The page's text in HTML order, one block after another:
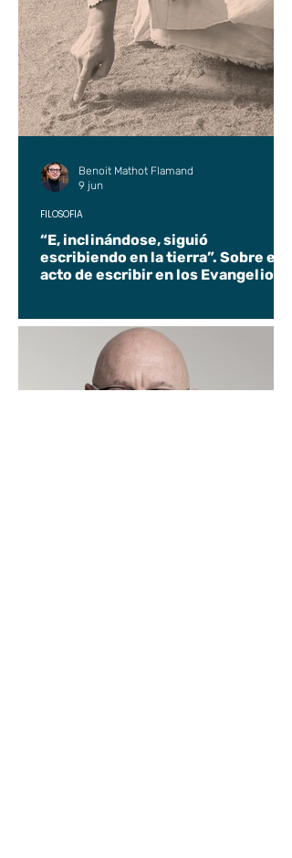
“E, inclinándose, siguió
escribiendo en la tierra”. Sobre el
acto de escribir en los Evangelios.
FILOSOFÍA
Benoit Mathot Flamand
9 jun